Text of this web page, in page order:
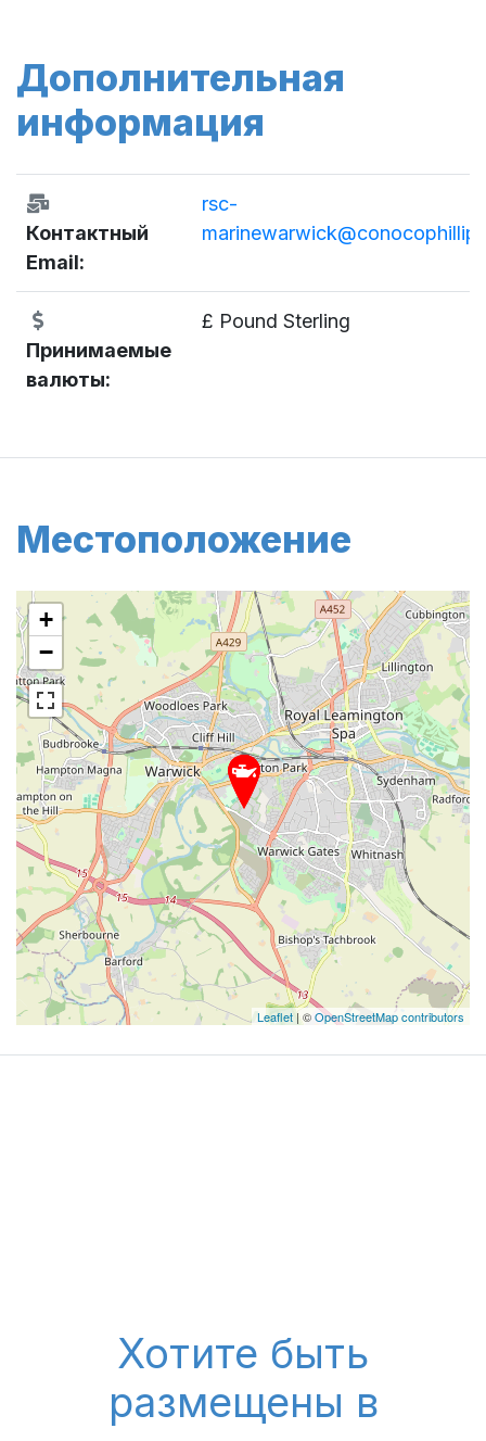
Дополнительная
информация
Контактный
Email:
rsc-
Принимаемые
валюты:
£ Pound Sterling
Местоположение
+
−
Leaflet| ©OpenStreetMap contributors
Хотите быть
размещены в